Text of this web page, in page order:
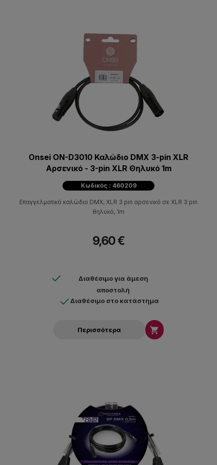
Onsei ON-D3010 Καλώδιο DMX 3-pin XLR
Αρσενικό - 3-pin XLR Θηλυκό 1m
Κωδικός : 460209
Επαγγελματικό καλώδιο DMX, XLR 3 pin αρσενικό σε XLR 3 pin
θηλυκό, 1m
9,60 €
Διαθέσιμο για άμεση
αποστολή
Διαθέσιμο στο κατάστημα
Περισσότερα 